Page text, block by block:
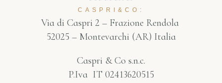
CASPRI&CO:
Via di Caspri 2 – Frazione Rendola
52025 – Montevarchi (AR) Italia
Caspri & Co s.n.c.
P.Iva IT 02413620515